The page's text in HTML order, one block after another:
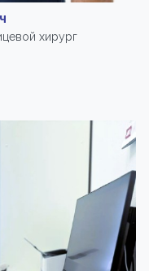
хирург